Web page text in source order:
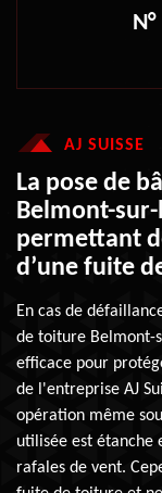
AJ SUISSE
La pose de
Belmont-
permettant
d’une fuite
En cas de
de toiture Belmont-
efficace pour
de l'entreprise AJ
opération même
utilisée est étanche
rafales de vent.